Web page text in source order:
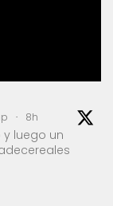
· 8h
y luego un